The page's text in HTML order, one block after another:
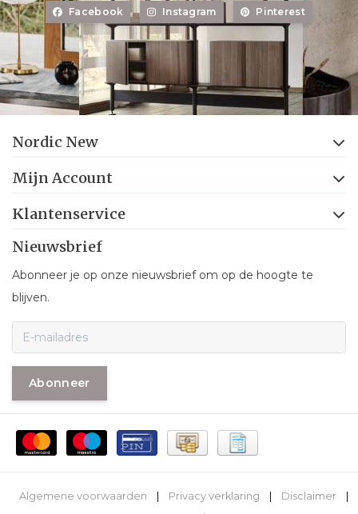
Facebook Instagram Pinterest
Nordic New
Mijn Account
Klantenservice
Nieuwsbrief
Abonneer je op onze nieuwsbrief om op de hoogte te
blijven.
Abonneer
Algemene voorwaarden Privacy verklaring Disclaimer